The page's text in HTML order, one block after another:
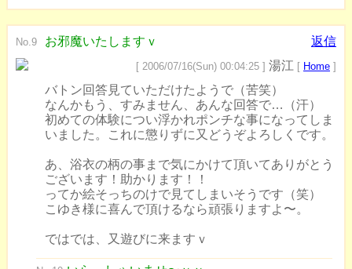
No.9 お邪魔いたしますｖ 返信
[ 2006/07/16(Sun) 00:04:25 ] 湯江 [ Home ]
バトン回答見ていただけたようで（苦笑）
なんかもう、すみません、あんな回答で…（汗）
初めての体験につい浮かれポンチな事になってしま
いました。これに懲りずに又どうぞよろしくです。
あ、浴衣の柄の事まで気にかけて頂いてありがとう
ございます！助かります！！
ってか絵そっちのけで見てしまいそうです（笑）
こゆき様に喜んで頂けるなら頑張りますよ〜。
ではでは、又遊びに来ますｖ